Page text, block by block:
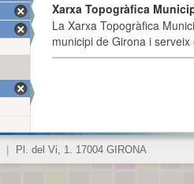
Xarxa Topogràfica
La Xarxa Topogràfica
municipi de Girona i
Pl. del Vi, 1. 17004 GIRONA